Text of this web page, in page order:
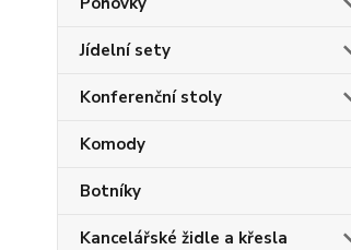
Jídelní sety
Konferenční stoly
Komody
Botníky
Kancelářské židle a křesla